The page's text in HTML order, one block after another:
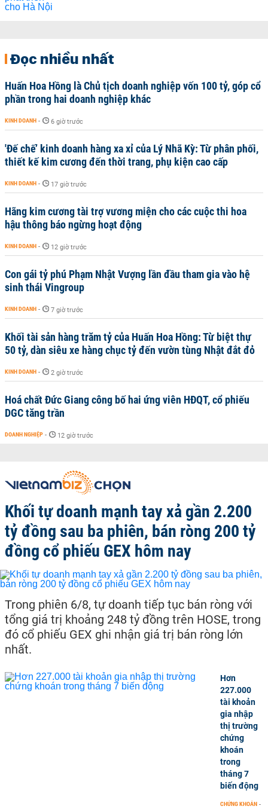
Đọc nhiều nhất
Huấn Hoa Hồng là Chủ tịch doanh nghiệp vốn 100 tỷ, góp cổ
phần trong hai doanh nghiệp khác
KINH DOANH - 6 giờ trước
'Đế chế’ kinh doanh hàng xa xỉ của Lý Nhã Kỳ: Từ phân phối,
thiết kế kim cương đến thời trang, phụ kiện cao cấp
KINH DOANH - 17 giờ trước
Hãng kim cương tài trợ vương miện cho các cuộc thi hoa
hậu thông báo ngừng hoạt động
KINH DOANH - 12 giờ trước
Con gái tỷ phú Phạm Nhật Vượng lần đầu tham gia vào hệ
sinh thái Vingroup
KINH DOANH - 7 giờ trước
Khối tài sản hàng trăm tỷ của Huấn Hoa Hồng: Từ biệt thự
50 tỷ, dàn siêu xe hàng chục tỷ đến vườn tùng Nhật đắt đỏ
KINH DOANH - 2 giờ trước
Hoá chất Đức Giang công bố hai ứng viên HĐQT, cổ phiếu
DGC tăng trần
DOANH NGHIỆP - 12 giờ trước
Khối tự doanh mạnh tay xả gần 2.200
tỷ đồng sau ba phiên, bán ròng 200 tỷ
đồng cổ phiếu GEX hôm nay
Trong phiên 6/8, tự doanh tiếp tục bán ròng với
tổng giá trị khoảng 248 tỷ đồng trên HOSE, trong
đó cổ phiếu GEX ghi nhận giá trị bán ròng lớn
nhất.
Hơn
227.000
tài khoản
gia nhập
thị trường
chứng
khoán
trong
tháng 7
biến động
CHỨNG KHOÁN -